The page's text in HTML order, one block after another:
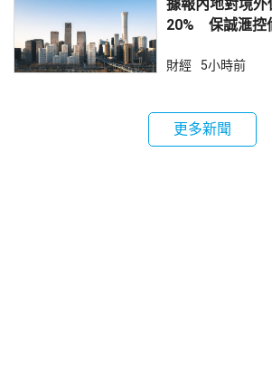
據報內地對境
20% 保誠滙控
財經 5小時前
更多新聞